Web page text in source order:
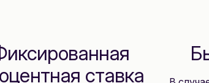
ставка